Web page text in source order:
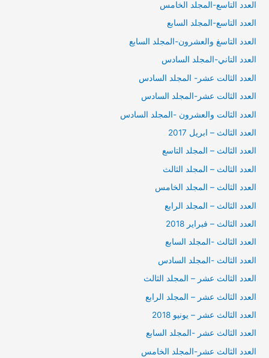
العدد التاسع-المجلد الخامس
العدد التاسع-المجلد السابع
العدد التاسغ والعشرون-المجلد السابع
العدد التاني-المجلد السادس
العدد الثالت عشر- المجلد السادس
العدد الثالت عشر-المجلد السادس
العدد الثالت والعشرون -المجلد السادس
العدد الثالث – ابريل 2017
العدد الثالث – المجلد التاسع
العدد الثالث – المجلد الثالث
العدد الثالث – المجلد الخامس
العدد الثالث – المجلد الرابع
العدد الثالث – فبراير 2018
العدد الثالث -المجلد السابع
العدد الثالث -المجلد السادس
العدد الثالث عشر – المجلد الثالث
العدد الثالث عشر – المجلد الرابع
العدد الثالث عشر – يونيو 2018
العدد الثالث عشر -المجلد السابع
العدد الثالث عشر-المجلد الخامس